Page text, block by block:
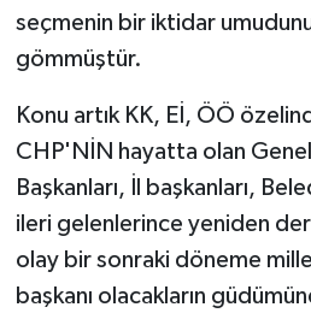
seçmenin bir iktidar
gömmüştür.
Konu artık KK, Eİ, ÖÖ
CHP'NİN hayatta olan Genel
Başkanları, İl başkanları,
ileri gelenlerince yeniden
olay bir sonraki döneme
başkanı olacakların